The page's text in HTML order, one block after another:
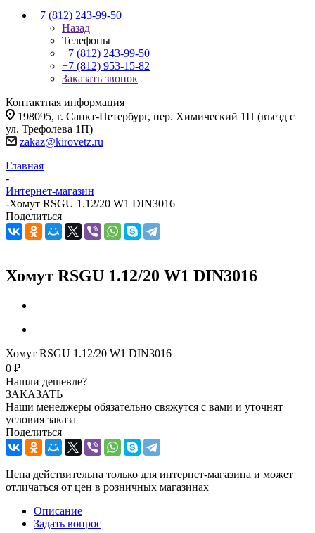
+7 (812) 243-99-50
Назад
Телефоны
+7 (812) 243-99-50
+7 (812) 953-15-82
Заказать звонок
Контактная информация
198095, г. Санкт-Петербург, пер. Химический 1П (въезд с
ул. Трефолева 1П)
zakaz@kirovetz.ru
Главная
-
Интернет-магазин
-Хомут RSGU 1.12/20 W1 DIN3016
Поделиться
Хомут RSGU 1.12/20 W1 DIN3016
Хомут RSGU 1.12/20 W1 DIN3016
0 ₽
Нашли дешевле?
ЗАКАЗАТЬ
Наши менеджеры обязательно свяжутся с вами и уточнят
условия заказа
Поделиться
Цена действительна только для интернет-магазина и может
отличаться от цен в розничных магазинах
Описание
Задать вопрос